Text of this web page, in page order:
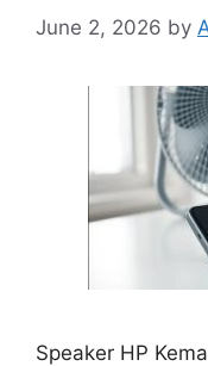
June 2, 2026 by
Speaker HP